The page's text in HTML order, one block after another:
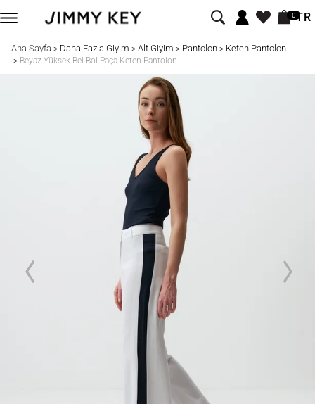
0TR
Ana Sayfa > Daha Fazla Giyim > Alt Giyim > Pantolon> Keten Pantolon
> Beyaz Yüksek Bel Bol Paça Keten Pantolon